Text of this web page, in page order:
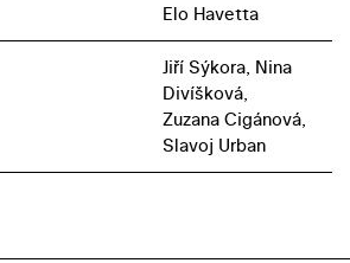
Elo Havetta
Jiří Sýkora, Nina
Divíšková,
Zuzana Cigánová,
Slavoj Urban